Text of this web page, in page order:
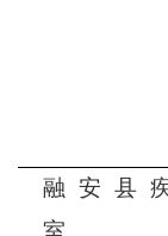
融安县
室